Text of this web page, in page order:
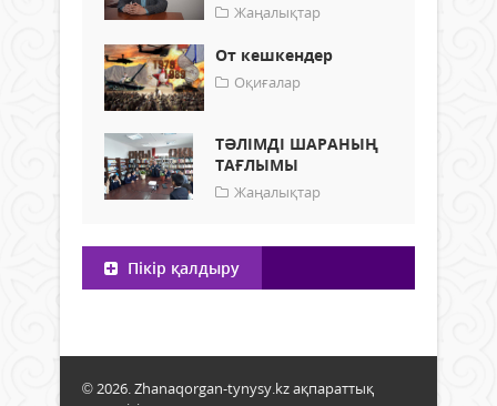
Жаңалықтар
От кешкендер
Оқиғалар
ТӘЛІМДІ ШАРАНЫҢ
ТАҒЛЫМЫ
Жаңалықтар
Пікір қалдыру
© 2026. Zhanaqorgan-tynysy.kz ақпараттық